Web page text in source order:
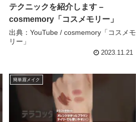
テクニックを紹介します –
cosmemory「コスメモリー」
出典：YouTube / cosmemory「コスメモ
リー」
2023.11.21
簡単眉メイク